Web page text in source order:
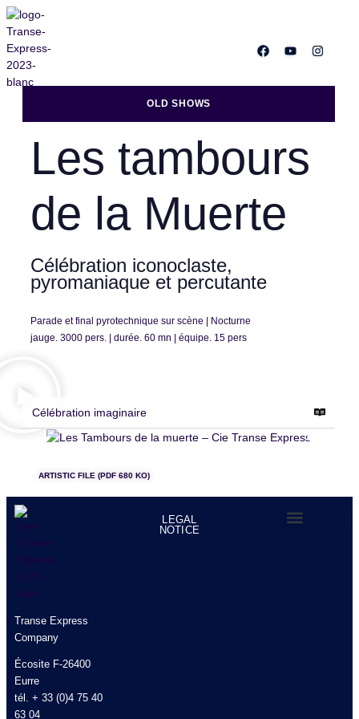
OLD SHOWS
Les tambours
de la Muerte
Célébration iconoclaste,
pyromaniaque et percutante
Parade et final pyrotechnique sur scène | Nocturne
jauge. 3000 pers. | durée. 60 mn | équipe. 15 pers
Célébration imaginaire
ARTISTIC FILE (PDF 680 KO)
Transe Express
Company
Écosite F-26400
Eurre
tél. + 33 (0)4 75 40
63 04
LEGAL
NOTICE